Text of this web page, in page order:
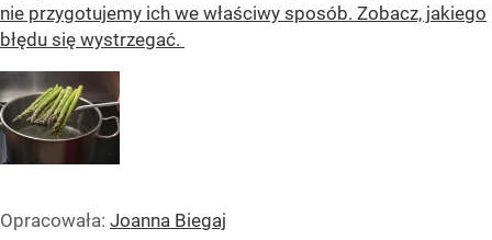
nie przygotujemy ich we właściwy sposób. Zobacz, jakiego
błędu się wystrzegać.
Opracowała: Joanna Biegaj